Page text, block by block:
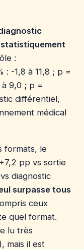
:
-1,8 à 11,8 ; p =
9,0 ; p =
différentiel,
médical
formats, le
pp vs sortie
diagnostic
surpasse tous
ceux
quel format.
lu très
mais il est